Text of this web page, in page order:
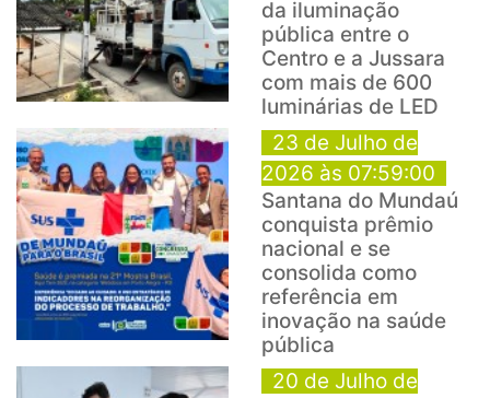
da iluminação
pública entre o
Centro e a Jussara
com mais de 600
luminárias de LED
23 de Julho de
2026 às 07:59:00
Santana do Mundaú
conquista prêmio
nacional e se
consolida como
referência em
inovação na saúde
pública
20 de Julho de